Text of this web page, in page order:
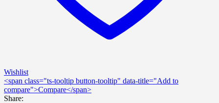
Wishlist
<span class="ts-tooltip button-tooltip" data-title="Add to
compare">Compare</span>
Share: